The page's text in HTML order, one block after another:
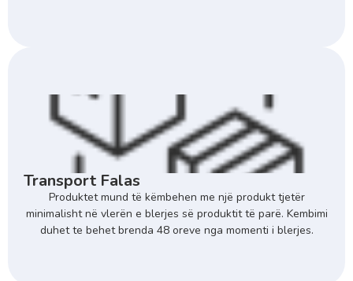
Transport Falas
Produktet mund të këmbehen me një produkt tjetër
minimalisht në vlerën e blerjes së produktit të parë. Kembimi
duhet te behet brenda 48 oreve nga momenti i blerjes.